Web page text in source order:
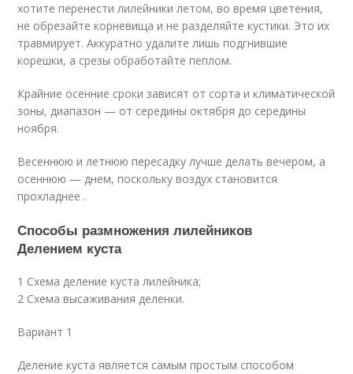
хотите перенести лилейники летом, во время цветения,
не обрезайте корневища и не разделяйте кустики. Это их
травмирует. Аккуратно удалите лишь подгнившие
корешки, а срезы обработайте пеплом.
Крайние осенние сроки зависят от сорта и климатической
зоны, диапазон — от середины октября до середины
ноября.
Весеннюю и летнюю пересадку лучше делать вечером, а
осеннюю — днем, поскольку воздух становится
прохладнее .
Способы размножения лилейников
Делением куста
1 Схема деление куста лилейника;
2 Схема высаживания деленки.
Вариант 1
Деление куста является самым простым способом